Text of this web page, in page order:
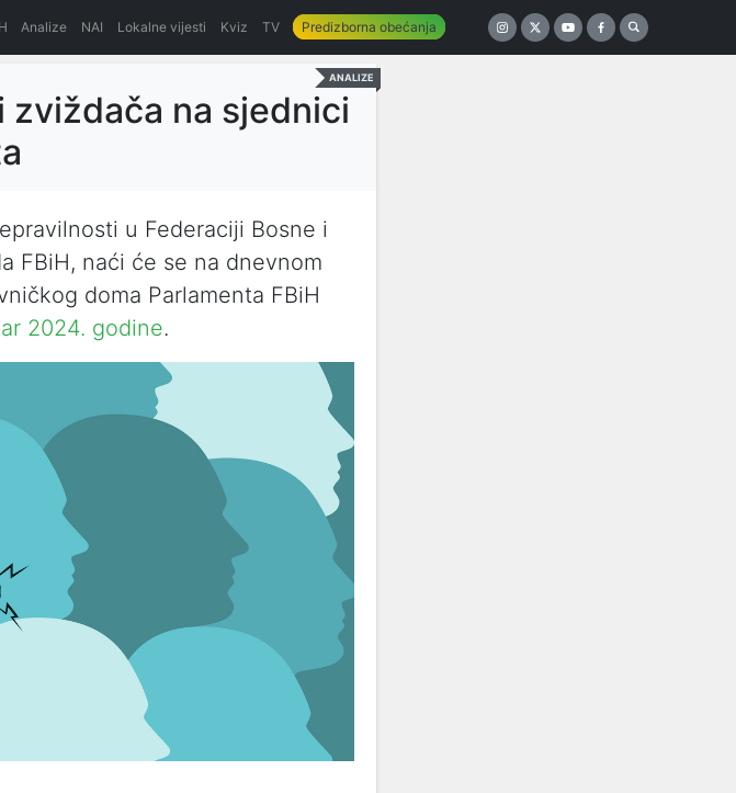
Analize NAI Lokalne vijesti Kviz TV Predizborna obećanja
ANALIZE
na sjednici
u Federaciji Bosne i
FBiH, naći će se na dnevnom
doma Parlamenta FBiH
2024. godine.